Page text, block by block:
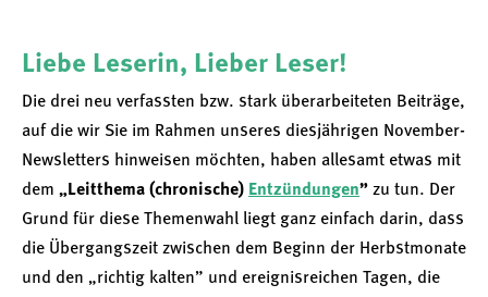
Liebe Leserin, Lieber Leser!
Die drei neu verfassten bzw. stark überarbeiteten Beiträge,
auf die wir Sie im Rahmen unseres diesjährigen November-
Newsletters hinweisen möchten, haben allesamt etwas mit
dem „Leitthema (chronische) Entzündungen” zu tun. Der
Grund für diese Themenwahl liegt ganz einfach darin, dass
die Übergangszeit zwischen dem Beginn der Herbstmonate
und den „richtig kalten” und ereignisreichen Tagen, die